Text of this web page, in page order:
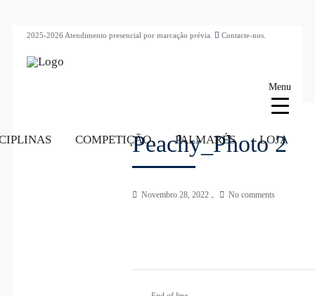
2025-2026 Atendimento presencial por marcação prévia. Contacte-nos.
COMPETIÇÃO PALMARÉS LOJA
Peachy_Photo 2
Novembro 28, 2022 No comments
Menu